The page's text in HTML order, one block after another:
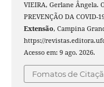
VIEIRA, Gerlane Ângela.
PREVENÇÃO DA COVID-
Extensão, Campina
https://
Acesso em: 9 ago. 2026.
Fomatos de